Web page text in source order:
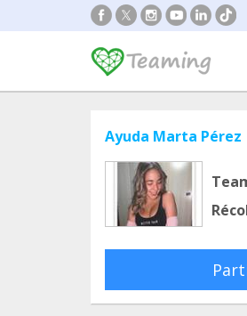
Ayuda Marta Pérez